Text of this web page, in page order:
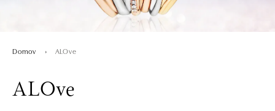
Domov ALOve
ALOve